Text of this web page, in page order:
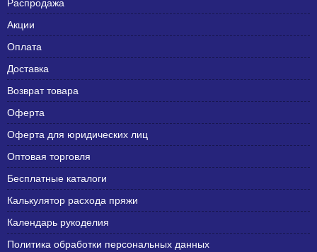
Распродажа
Акции
Оплата
Доставка
Возврат товара
Оферта
Оферта для юридических лиц
Оптовая торговля
Бесплатные каталоги
Калькулятор расхода пряжи
Календарь рукоделия
Политика обработки персональных данных